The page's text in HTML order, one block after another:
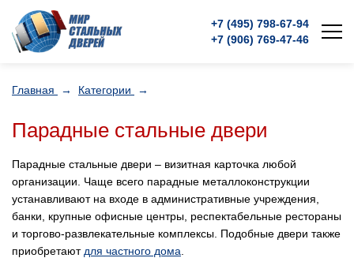
+7 (495) 798-67-94
+7 (906) 769-47-46
Главная → Категории →
Парадные стальные двери
Парадные стальные двери – визитная карточка любой
организации. Чаще всего парадные металлоконструкции
устанавливают на входе в административные учреждения,
банки, крупные офисные центры, респектабельные рестораны
и торгово-развлекательные комплексы. Подобные двери также
приобретают для частного дома